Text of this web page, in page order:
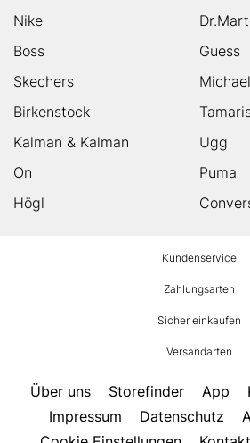
Nike
Boss
Guess
Skechers
Birkenstock
Kalman & Kalman
Ugg
On
Puma
Högl
Kundenservice
Zahlungsarten
Sicher einkaufen
Versandarten
Über uns Storefinder App
Impressum
Datenschutz